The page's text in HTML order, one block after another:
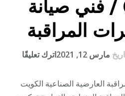
66428585 / فني صيانة
المراقبة
مارس 12, 2021 اترك تعليقًا
العارضية الصناعية الكويت